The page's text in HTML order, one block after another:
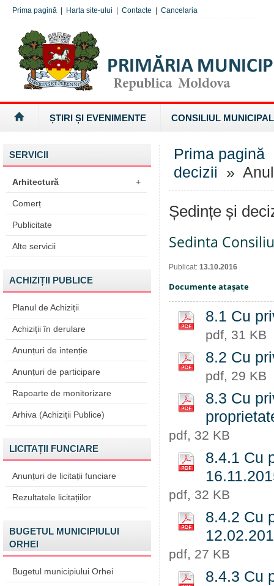
Prima pagină Harta site-ului Contacte Cancelaria
ȘTIRI ȘI EVENIMENTE CONSILIUL MUNICIPAL
SERVICII
Arhitectură +
Comerț
Publicitate
Alte servicii
ACHIZIȚII PUBLICE
Planul de Achiziții
Achiziții în derulare
Anunțuri de intenție
Anunțuri de participare
Rapoarte de monitorizare
Arhiva (Achiziții Publice)
LICITAȚII FUNCIARE
Anunțuri de licitații funciare
Rezultatele licitațiilor
BUGETUL MUNICIPIULUI
ORHEI
Bugetul municipiului Orhei
Prima pagină
decizii »
Ședințe și
Sedinta
Publicat: 13.10.2016
Documente ataşate
8.1 Cu
pdf, 31 KB
8.2 Cu
pdf, 29 KB
8.3 Cu
pdf, 32 KB
8.4.1 Cu
pdf, 32 KB
8.4.2 Cu
pdf, 27 KB
8.4.3 Cu